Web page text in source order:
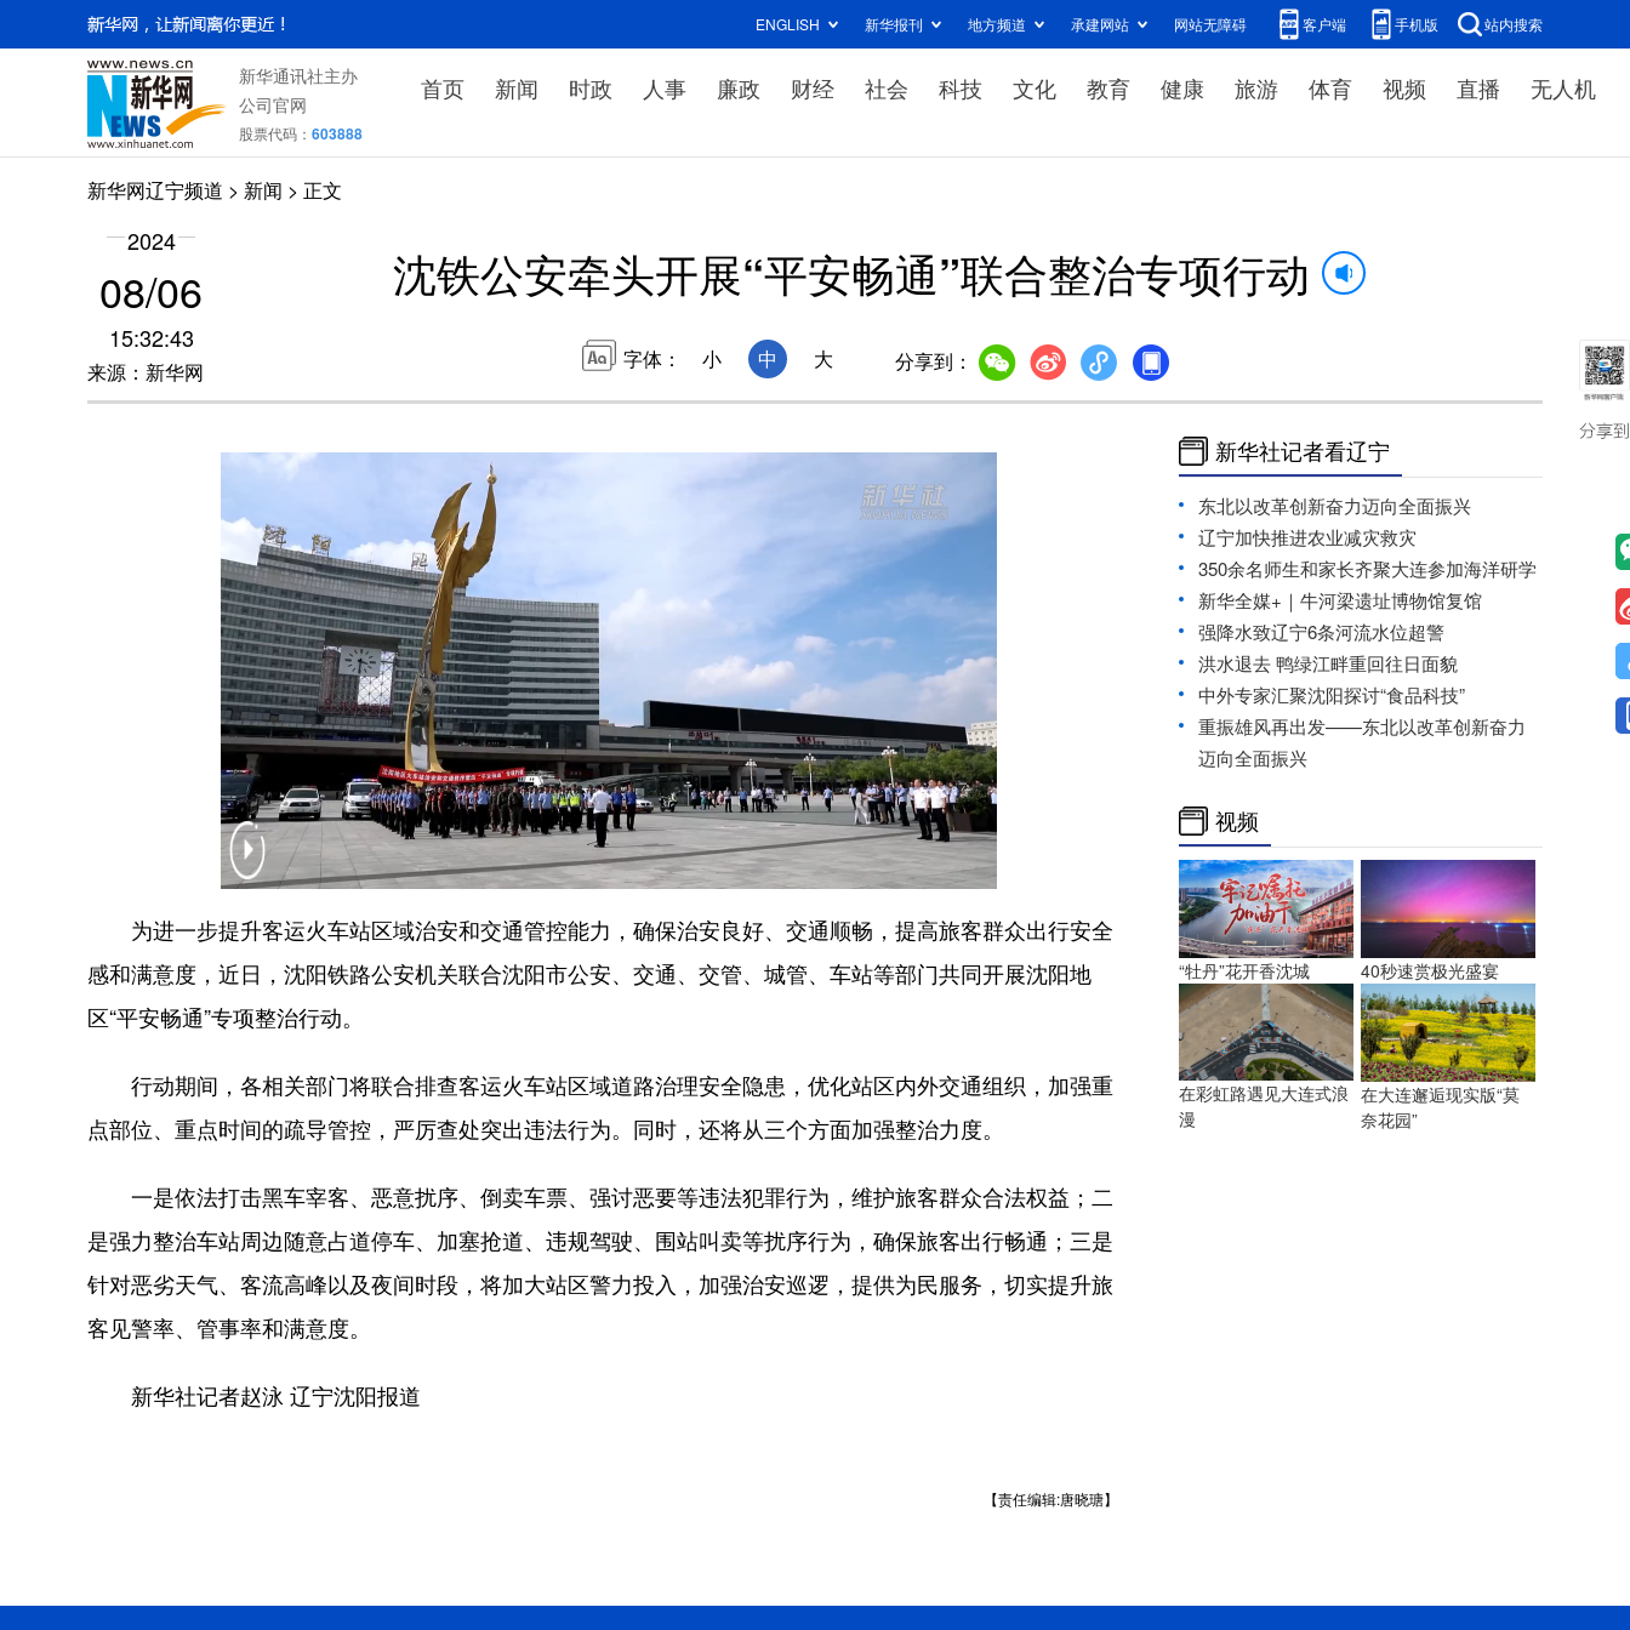
ENGLISH 新华报刊 地方频道 承建网站 网站无障碍 客户端 手机版 站内搜索
新华通讯社主办
公司官网
股票代码： 603888
首页 新闻 时政 人事 廉政 财经 社会 科技 文化 教育 健康 旅游 体育 视频 直播 无人机
新华网辽宁频道 > 新闻 > 正文
2024
08/06
15:32:43
来源：新华网
沈铁公安牵头开展“平安畅通”联合整治专项行动
字体： 小 中 大 分享到：
为进一步提升客运火车站区域治安和交通管控能力，确保治安良好、交通顺畅，提高旅客群众出行安全
感和满意度，近日，沈阳铁路公安机关联合沈阳市公安、交通、交管、城管、车站等部门共同开展沈阳地
区“平安畅通”专项整治行动。
行动期间，各相关部门将联合排查客运火车站区域道路治理安全隐患，优化站区内外交通组织，加强重
点部位、重点时间的疏导管控，严厉查处突出违法行为。同时，还将从三个方面加强整治力度。
一是依法打击黑车宰客、恶意扰序、倒卖车票、强讨恶要等违法犯罪行为，维护旅客群众合法权益；二
是强力整治车站周边随意占道停车、加塞抢道、违规驾驶、围站叫卖等扰序行为，确保旅客出行畅通；三是
针对恶劣天气、客流高峰以及夜间时段，将加大站区警力投入，加强治安巡逻，提供为民服务，切实提升旅
客见警率、管事率和满意度。
新华社记者赵泳 辽宁沈阳报道
【责任编辑:唐晓瑭】
新华社记者看辽宁
东北以改革创新奋力迈向全面振兴
辽宁加快推进农业减灾救灾
350余名师生和家长齐聚大连参加海洋研学
新华全媒+｜牛河梁遗址博物馆复馆
强降水致辽宁6条河流水位超警
洪水退去 鸭绿江畔重回往日面貌
中外专家汇聚沈阳探讨“食品科技”
重振雄风再出发——东北以改革创新奋力
迈向全面振兴
视频
“牡丹”花开香沈城 40秒速赏极光盛宴
在彩虹路遇见大连式浪
漫
在大连邂逅现实版“莫
奈花园”